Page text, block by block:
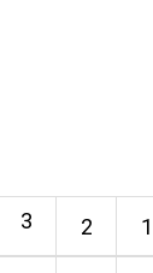
1
2
3